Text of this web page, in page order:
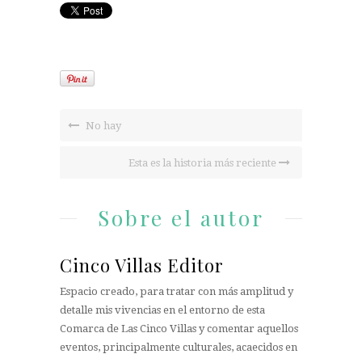
No hay
Esta es la historia más reciente
Sobre el autor
Cinco Villas Editor
Espacio creado, para tratar con más amplitud y
detalle mis vivencias en el entorno de esta
Comarca de Las Cinco Villas y comentar aquellos
eventos, principalmente culturales, acaecidos en